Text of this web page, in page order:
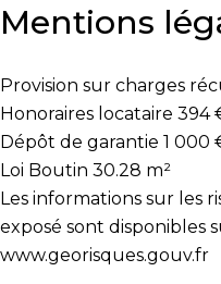
Mentions
Provision sur charges
Honoraires locataire 394
Dépôt de garantie 1 000
Loi Boutin 30.28 m²
Les informations sur les
exposé sont disponibles
www.georisques.gouv.fr